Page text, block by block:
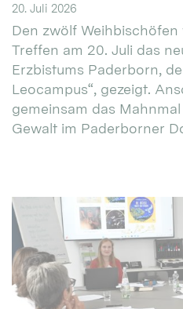
20. Juli 2026
Den zwölf Weihbischöfen
Treffen am 20. Juli das
Erzbistums Paderborn,
Leocampus“, gezeigt.
gemeinsam das
Gewalt im Paderborner